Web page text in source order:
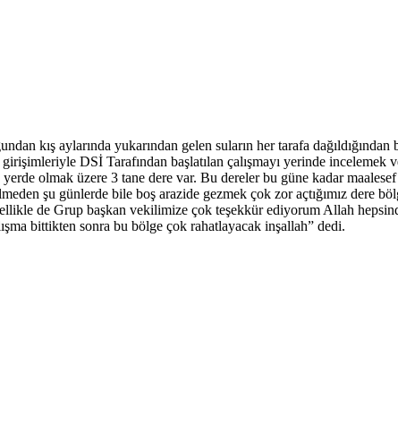
kış aylarında yukarından gelen suların her tarafa dağıldığından
DSİ Tarafından başlatılan çalışmayı yerinde
olmak üzere 3 tane dere var. Bu dereler bu güne kadar
şu günlerde bile boş arazide gezmek çok zor açtığımız dere
de Grup başkan vekilimize çok teşekkür ediyorum Allah
bittikten sonra bu bölge çok rahatlayacak inşallah” dedi.